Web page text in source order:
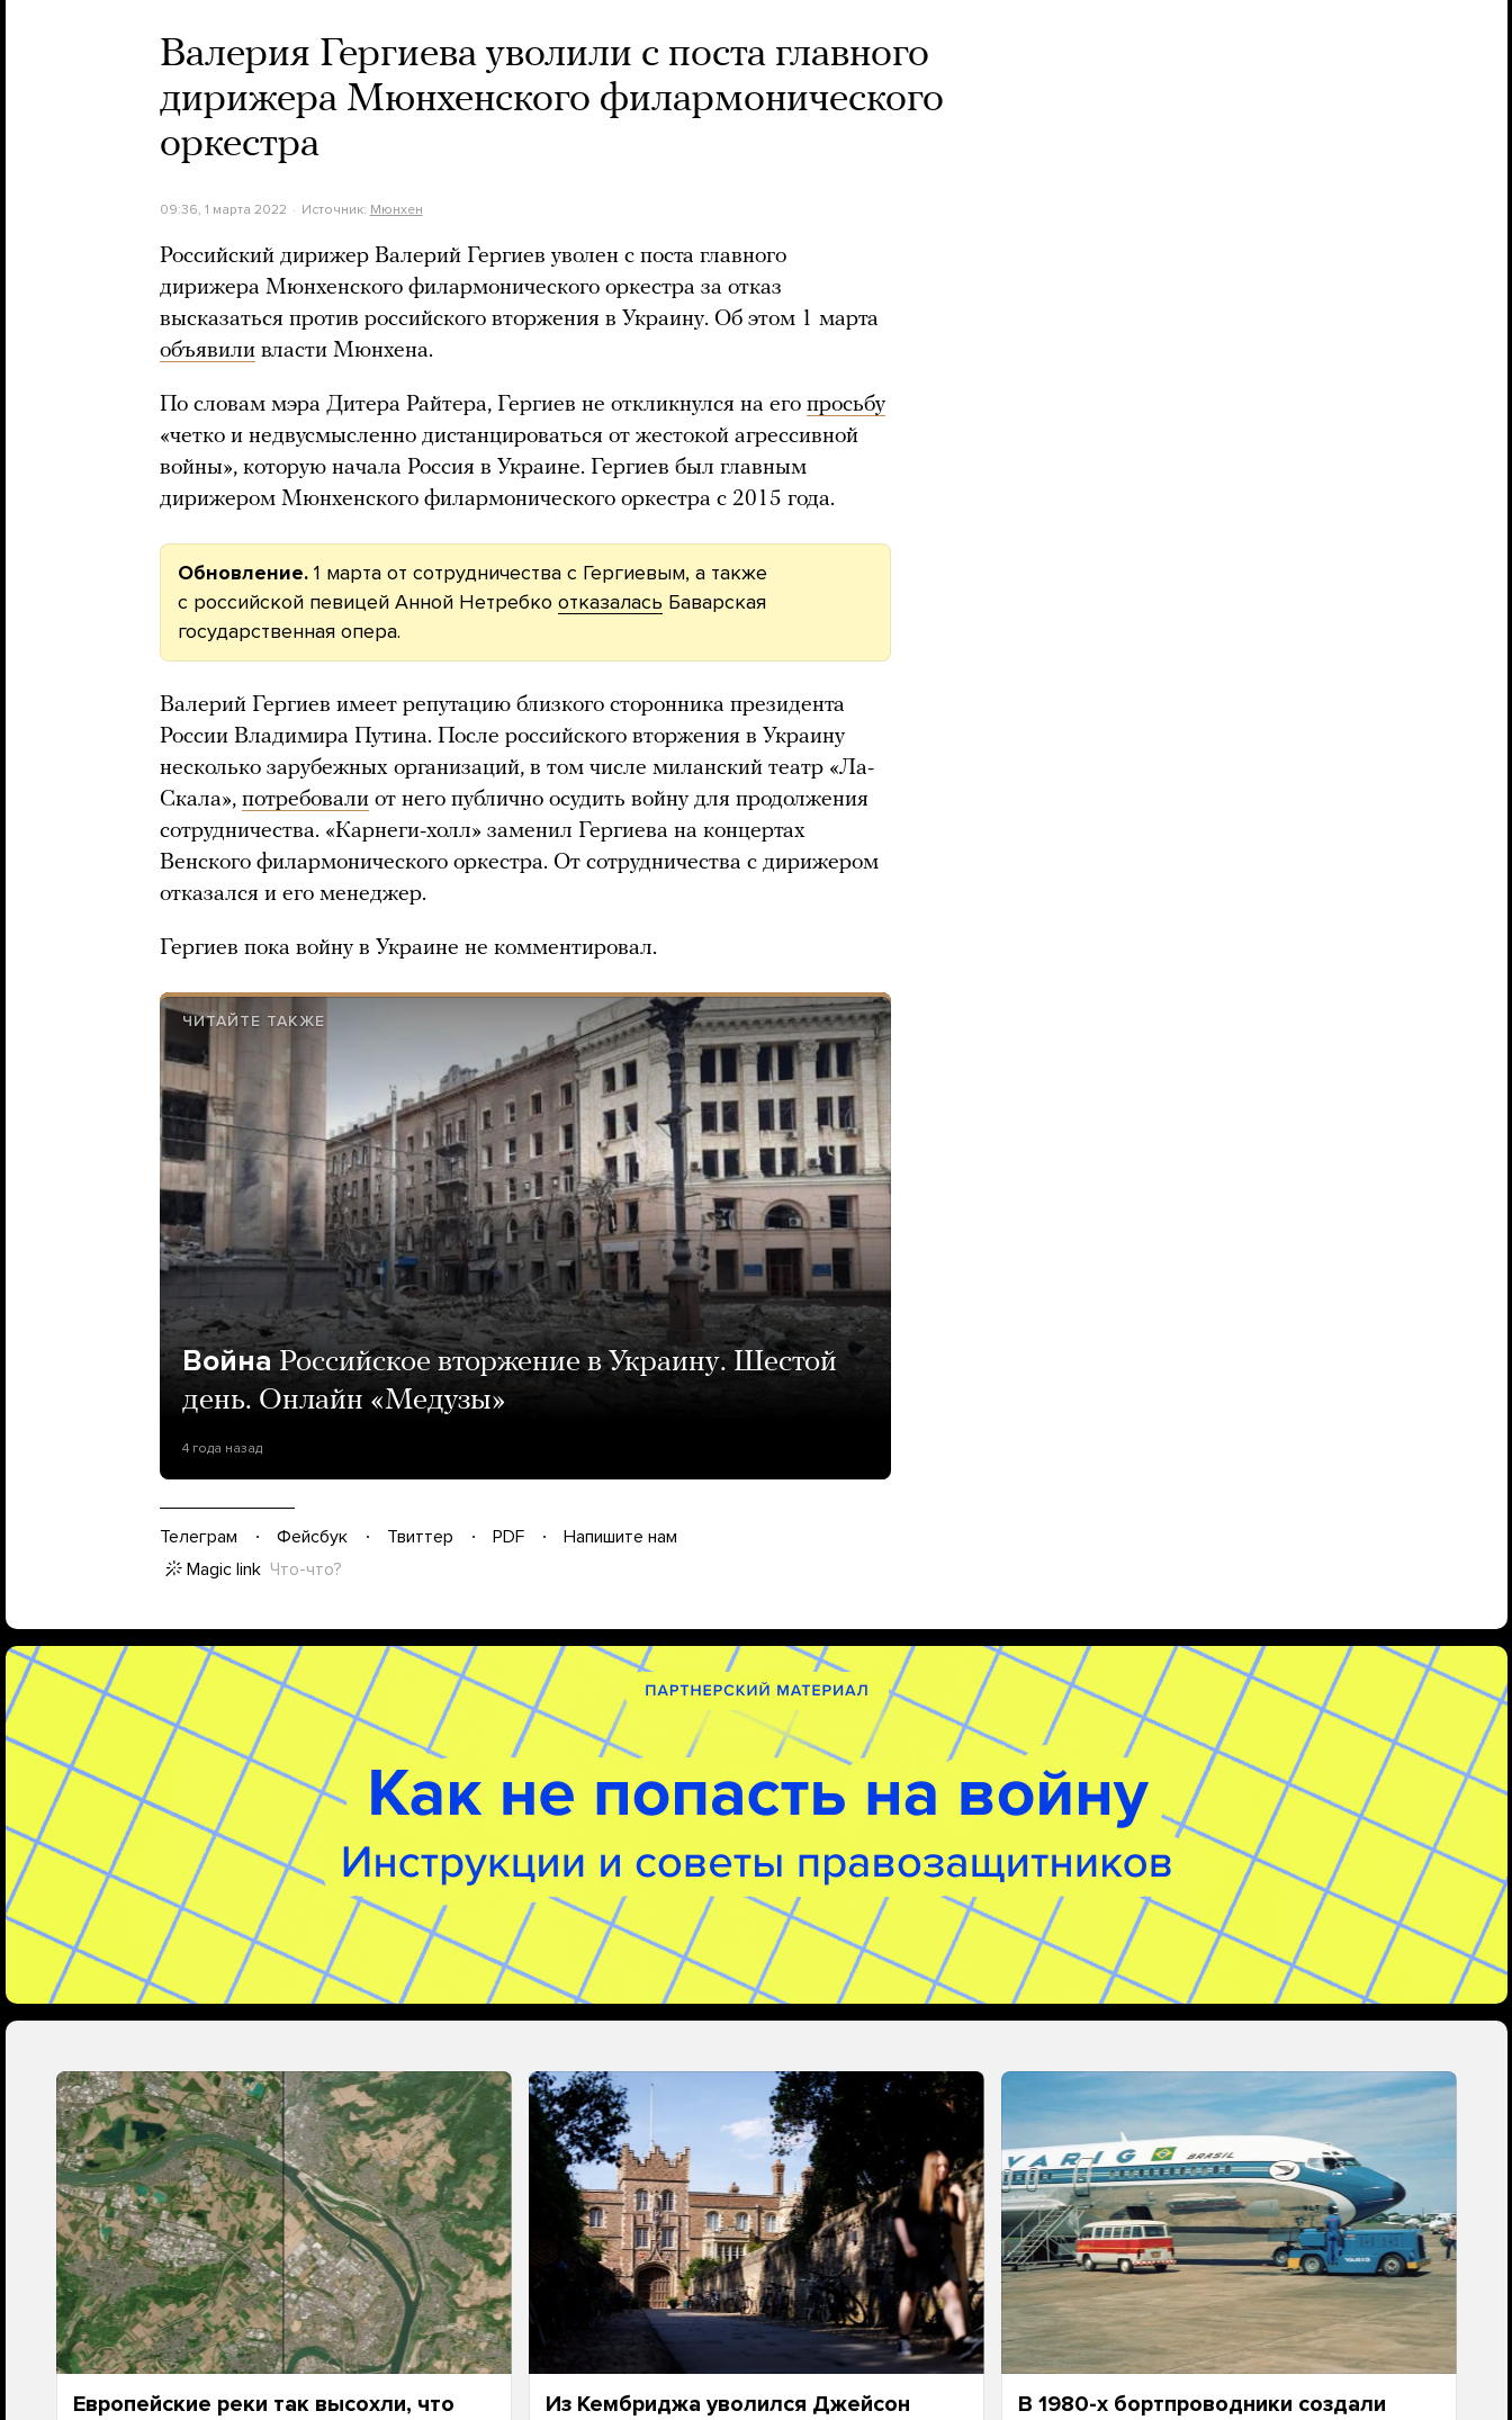
Валерия Гергиева уволили с поста главного
дирижера Мюнхенского филармонического
оркестра
09:36, 1 марта 2022 Источник: Мюнхен
Российский дирижер Валерий Гергиев уволен с поста главного
дирижера Мюнхенского филармонического оркестра за отказ
высказаться против российского вторжения в Украину. Об этом 1 марта
объявили власти Мюнхена.
По словам мэра Дитера Райтера, Гергиев не откликнулся на его просьбу
«четко и недвусмысленно дистанцироваться от жестокой агрессивной
войны», которую начала Россия в Украине. Гергиев был главным
дирижером Мюнхенского филармонического оркестра с 2015 года.
Обновление. 1 марта от сотрудничества с Гергиевым, а также
с российской певицей Анной Нетребко отказалась Баварская
государственная опера.
Валерий Гергиев имеет репутацию близкого сторонника президента
России Владимира Путина. После российского вторжения в Украину
несколько зарубежных организаций, в том числе миланский театр «Ла-
Скала», потребовали от него публично осудить войну для продолжения
сотрудничества. «Карнеги-холл» заменил Гергиева на концертах
Венского филармонического оркестра. От сотрудничества с дирижером
отказался и его менеджер.
Гергиев пока войну в Украине не комментировал.
ЧИТАЙТЕ ТАКЖЕ
Война Российское вторжение в Украину. Шестой
день. Онлайн «Медузы»
4 года назад
Телеграм Фейсбук Твиттер PDF
Напишите нам
Magic link Что-что?
Европейские реки так высохли, что
Из Кембриджа уволился Джейсон
В 1980-х бортпроводники создали